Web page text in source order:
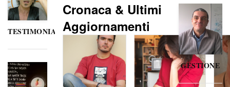
TESTIMONIANZE
Cronaca & Ultimi
Aggiornamenti
GESTIONE